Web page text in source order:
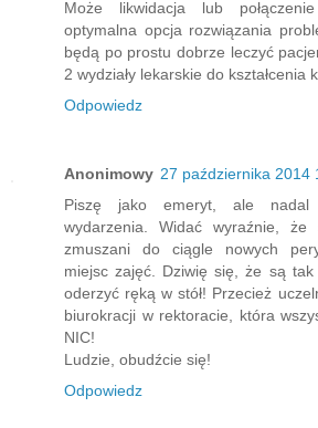
Może likwidacja lub
optymalna opcja rozwiązania
będą po prostu dobrze leczyć
2 wydziały lekarskie do kształcenia
Odpowiedz
Anonimowy 27 października 2014
Piszę jako emeryt, ale nadal
wydarzenia. Widać wyraźnie,
zmuszani do ciągle nowych
miejsc zajęć. Dziwię się, że są
oderzyć ręką w stół! Przecież
biurokracji w rektoracie, która
NIC!
Ludzie, obudźcie się!
Odpowiedz